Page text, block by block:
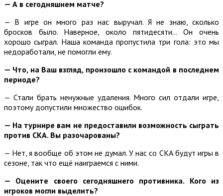
— А в сегодняшнем матче?
— В игре он много раз нас выручал. Я не знаю, сколько
бросков было. Наверное, около пятидесяти… Он очень
хорошо сыграл. Наша команда пропустила три гола: это мы
недоработали, не помогли ему.
— Что, на Ваш взгляд, произошло с командой в последнем
периоде?
— Стали брать ненужные удаления. Много сил отдали игре,
поэтому допустили множество ошибок.
— На турнире вам не предоставили возможность сыграть
против СКА. Вы разочарованы?
— Нет, я вообще об этом не думал. У нас со СКА будут игры в
сезоне, так что ещё наиграемся с ними.
— Оцените своего сегодняшнего противника. Кого из
игроков могли выделить?